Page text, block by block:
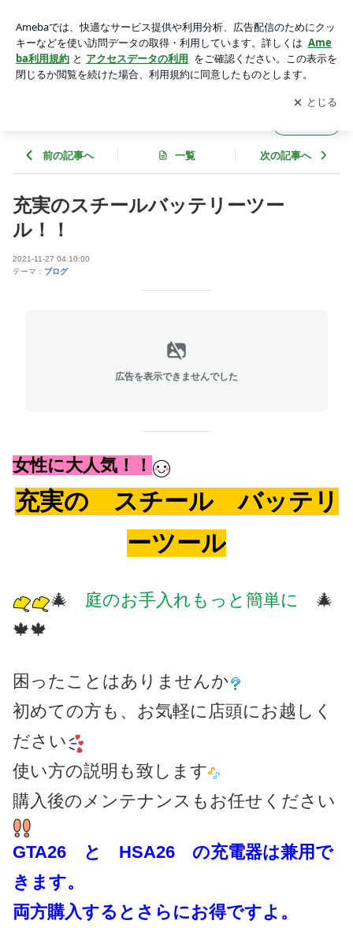
アプリをダウンロードして ブログの更新通知
を受け取りまし
ょう。
開く
前の記事へ 一覧 次の記事へ
充実のスチールバッテリーツー
ル！！
2021-11-27 04:10:00
テーマ： ブログ
広告を表示できませんでした
女性に大人気！！
充実の スチール バッテリ
ーツール
🎄 庭のお手入れもっと簡単に 🎄
🍁🍁
困ったことはありませんか
初めての方も、お気軽に店頭にお越しく
ださい
使い方の説明も致します
購入後のメンテナンスもお任せください
GTA26 と HSA26 の充電器は兼用で
きます。
両方購入するとさらにお得ですよ。